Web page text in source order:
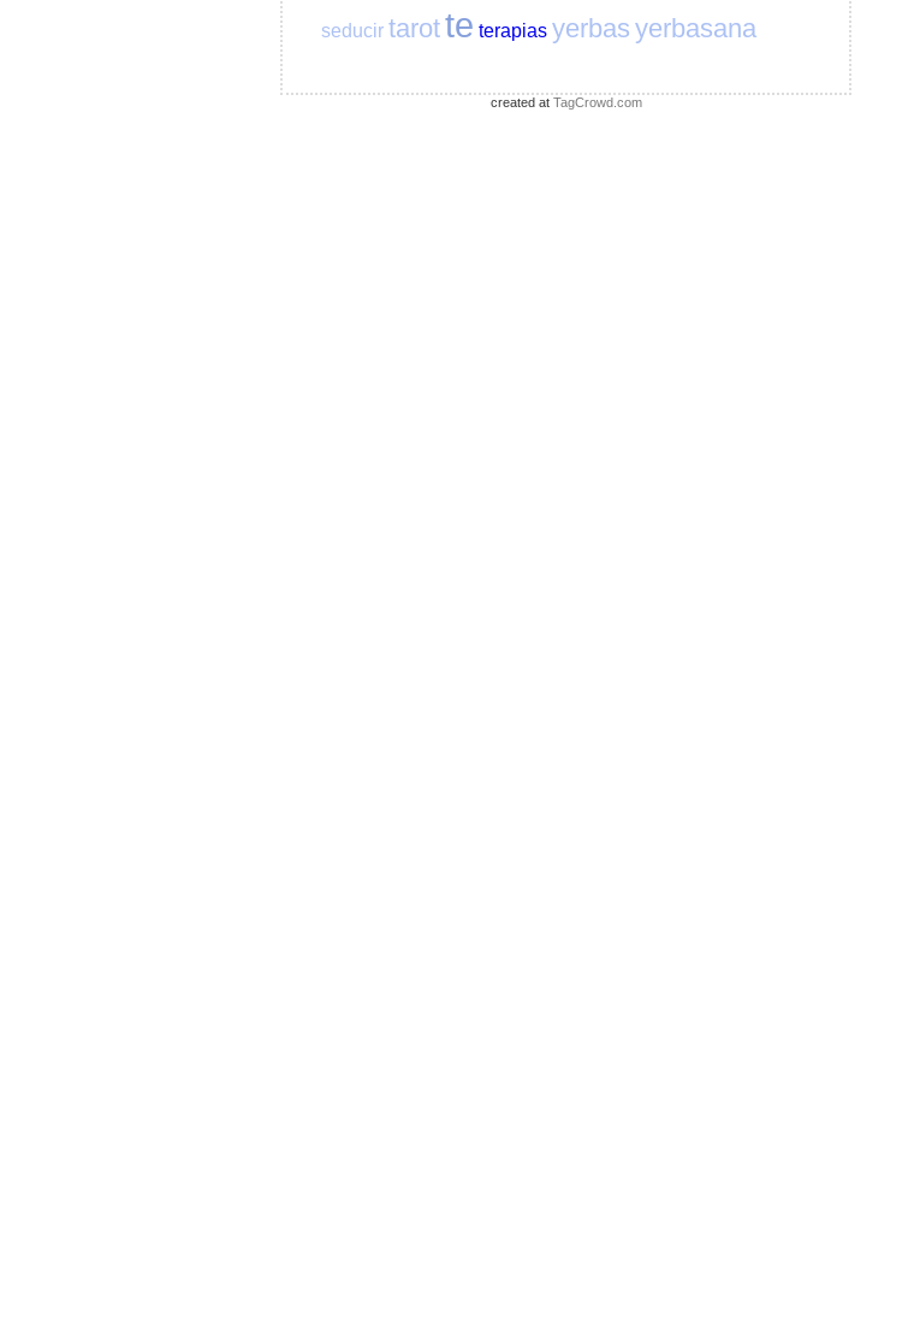
seducir tarotte terapias yerbas yerbasana
created at TagCrowd.com